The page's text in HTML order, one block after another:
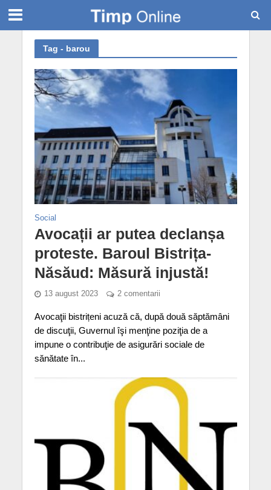
Tag - barou
Social
Avocații ar putea declanșa
proteste. Baroul Bistrița-
Năsăud: Măsură injustă!
13 august 2023 2 comentarii
Avocaţii bistrițeni acuză că, după două săptămâni
de discuţii, Guvernul îşi menţine poziţia de a
impune o contribuţie de asigurări sociale de
sănătate în...